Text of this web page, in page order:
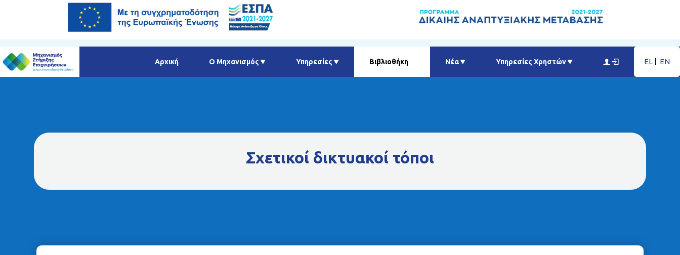
Αρχική Ο Μηχανισμός Υπηρεσίες Βιβλιοθήκη Νέα Υπηρεσίες Χρηστών EL EN
Σχετικοί δικτυακοί τόποι